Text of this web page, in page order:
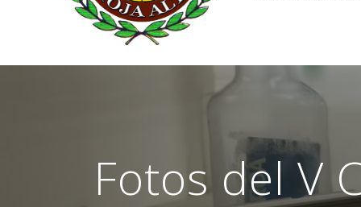
Fotos del V